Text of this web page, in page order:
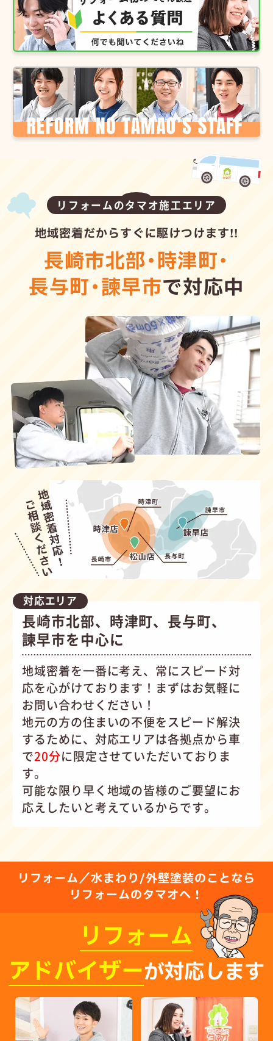
リフォームのタマオ施工エリア
地域密着だからすぐに駆けつけます!!
長崎市北部・時津町・
長与町・諫早市で対応中
対応エリア
長崎市北部、時津町、長与町、
諫早市を中心に
地域密着を一番に考え、常にスピード対
応を心がけております！まずはお気軽に
お問い合わせください！
地元の方の住まいの不便をスピード解決
するために、対応エリアは各拠点から車
で20分に限定させていただいておりま
す。
可能な限り早く地域の皆様のご要望にお
応えしたいと考えているからです。
リフォーム／水まわり/外壁塗装のことなら
リフォームのタマオへ！
リフォーム
アドバイザーが対応します